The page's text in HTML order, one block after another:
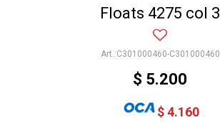
Floats 4275 col 3
C301000460-C301000460
$ 5.200
$ 4.160